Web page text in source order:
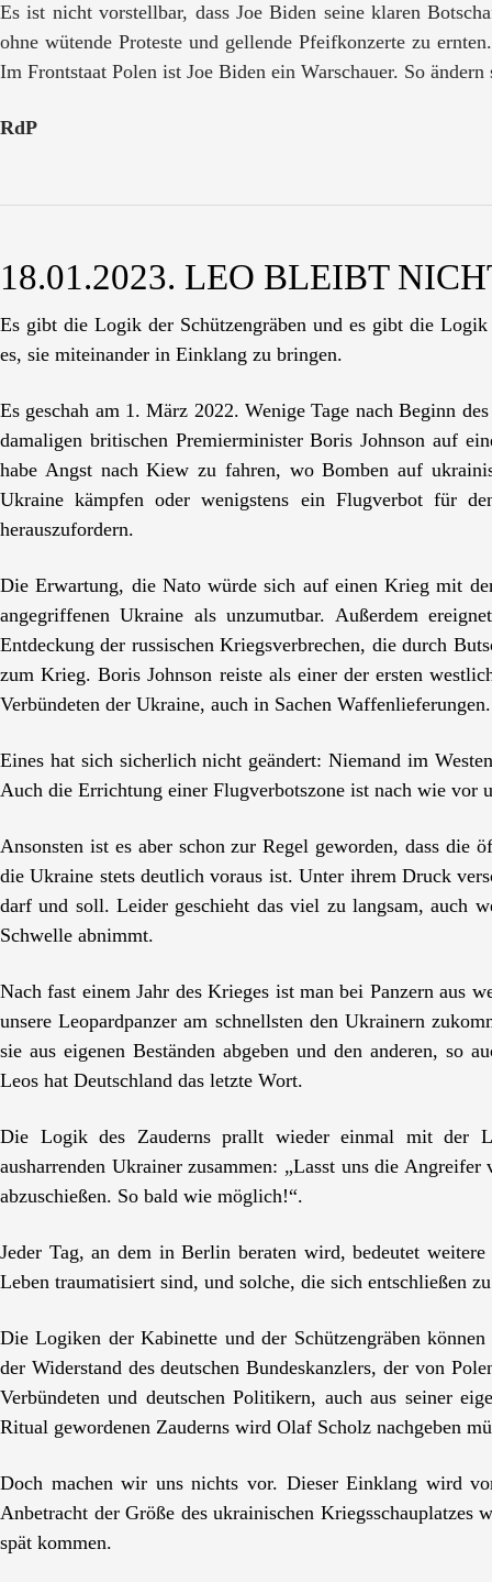
Es ist nicht vorstellbar, dass Joe Biden seine klaren
ohne wütende Proteste und gellende Pfeifkonzerte zu
Im Frontstaat Polen ist Joe Biden ein Warschauer. So
RdP
18.01.2023. LEO BLEIBT
Es gibt die Logik der Schützengräben und es gibt die
es, sie miteinander in Einklang zu bringen.
Es geschah am 1. März 2022. Wenige Tage nach Beginn
damaligen britischen Premierminister Boris Johnson auf
habe Angst nach Kiew zu fahren, wo Bomben auf
Ukraine kämpfen oder wenigstens ein Flugverbot für
herauszufordern.
Die Erwartung, die Nato würde sich auf einen Krieg mit
angegriffenen Ukraine als unzumutbar. Außerdem
Entdeckung der russischen Kriegsverbrechen, die durch
zum Krieg. Boris Johnson reiste als einer der ersten
Verbündeten der Ukraine, auch in Sachen Waffenlieferungen.
Eines hat sich sicherlich nicht geändert: Niemand im
Auch die Errichtung einer Flugverbotszone ist nach wie vor
Ansonsten ist es aber schon zur Regel geworden, dass
die Ukraine stets deutlich voraus ist. Unter ihrem Druck
darf und soll. Leider geschieht das viel zu langsam, auch
Schwelle abnimmt.
Nach fast einem Jahr des Krieges ist man bei Panzern aus
unsere Leopardpanzer am schnellsten den Ukrainern
sie aus eigenen Beständen abgeben und den anderen, so
Leos hat Deutschland das letzte Wort.
Die Logik des Zauderns prallt wieder einmal mit der
ausharrenden Ukrainer zusammen: „Lasst uns die
abzuschießen. So bald wie möglich!“.
Jeder Tag, an dem in Berlin beraten wird, bedeutet
Leben traumatisiert sind, und solche, die sich entschließen
Die Logiken der Kabinette und der Schützengräben
der Widerstand des deutschen Bundeskanzlers, der von
Verbündeten und deutschen Politikern, auch aus seiner
Ritual gewordenen Zauderns wird Olaf Scholz nachgeben
Doch machen wir uns nichts vor. Dieser Einklang wird
Anbetracht der Größe des ukrainischen Kriegsschauplatzes
spät kommen.